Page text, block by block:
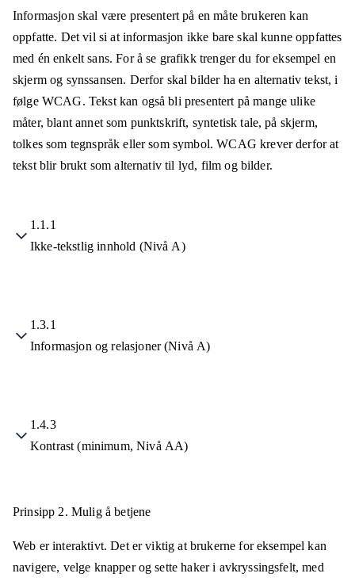
Informasjon skal være presentert på en måte brukeren kan
oppfatte. Det vil si at informasjon ikke bare skal kunne oppfattes
med én enkelt sans. For å se grafikk trenger du for eksempel en
skjerm og synssansen. Derfor skal bilder ha en alternativ tekst, i
følge WCAG. Tekst kan også bli presentert på mange ulike
måter, blant annet som punktskrift, syntetisk tale, på skjerm,
tolkes som tegnspråk eller som symbol. WCAG krever derfor at
tekst blir brukt som alternativ til lyd, film og bilder.
1.1.1
Ikke-tekstlig innhold (Nivå A)
1.3.1
Informasjon og relasjoner (Nivå A)
1.4.3
Kontrast (minimum, Nivå AA)
Prinsipp 2. Mulig å betjene
Web er interaktivt. Det er viktig at brukerne for eksempel kan
navigere, velge knapper og sette haker i avkryssingsfelt, med